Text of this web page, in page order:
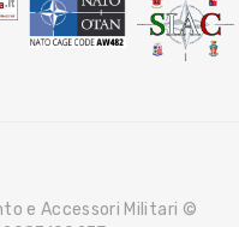
e Accessori Militari ©